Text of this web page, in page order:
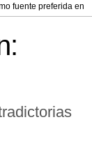
fuente preferida en